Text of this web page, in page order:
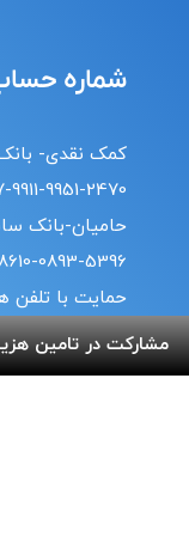
شماره
کمک نقدی-
9911-9951-2470
حامیان-بانک
0893-5396
حمایت با تلفن
18#*7*733*
20#*0*724*
مشارکت در تامین هزینه